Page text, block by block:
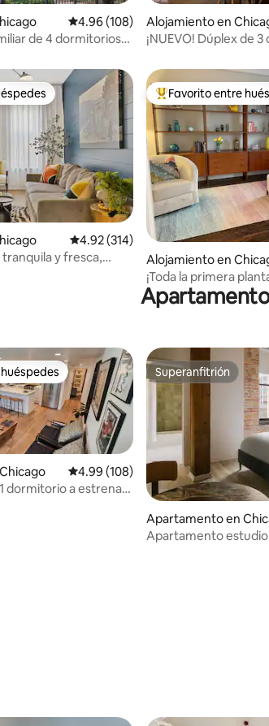
Calificación promedio: 4.96 de 5,
4.96 (108)
de 4 dormitorios
Alojamiento en
¡NUEVO! Dúplex de
Calificación promedio: 4.92 de 5,
4.92 (314)
y fresca,
Favorito entre
Favorito entre
Alojamiento en
¡Toda la primera
preferido
Calificación promedio: 4.99 de 5,
4.99 (108)
dormitorio a estrenar:
Superanfitrión
Superanfitrión
Apartamento en
Apartamento estudio